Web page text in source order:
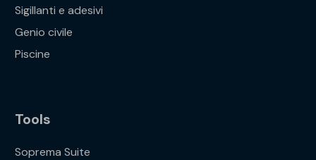
Sigillanti e adesivi
Genio civile
Piscine
Tools
Soprema Suite